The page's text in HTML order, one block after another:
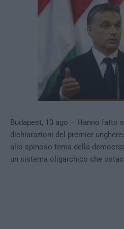
Budapest, 13 ago – Hanno fatto
dichiarazioni del premier
allo spinoso tema della
un sistema oligarchico che